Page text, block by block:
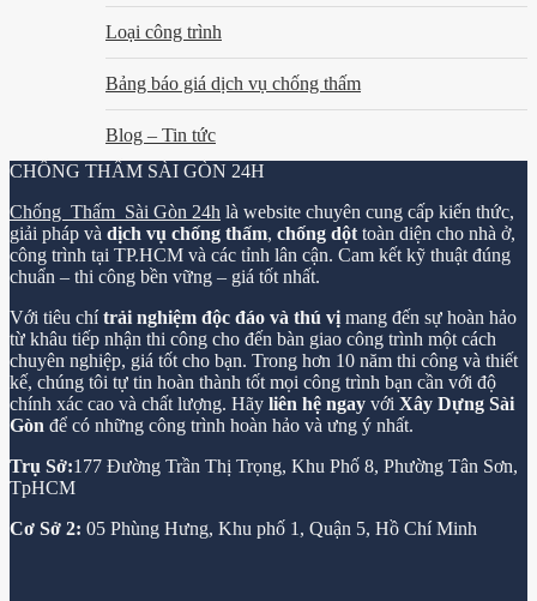
Loại công trình
Bảng báo giá dịch vụ chống thấm
Blog – Tin tức
CHỐNG THẤM SÀI GÒN 24H
Chống Thấm Sài Gòn 24h là website chuyên cung cấp kiến thức,
giải pháp và dịch vụ chống thấm, chống dột toàn diện cho nhà ở,
công trình tại TP.HCM và các tỉnh lân cận. Cam kết kỹ thuật đúng
chuẩn – thi công bền vững – giá tốt nhất.
Với tiêu chítrải nghiệm độc đáo và thú vị mang đến sự hoàn hảo
từ khâu tiếp nhận thi công cho đến bàn giao công trình một cách
chuyên nghiệp, giá tốt cho bạn. Trong hơn 10 năm thi công và thiết
kế, chúng tôi tự tin hoàn thành tốt mọi công trình bạn cần với độ
chính xác cao và chất lượng. Hãy liên hệ ngay với Xây Dựng Sài
Gòn để có những công trình hoàn hảo và ưng ý nhất.
Trụ Sở:177 Đường Trần Thị Trọng, Khu Phố 8, Phường Tân Sơn,
TpHCM
Cơ Sở 2: 05 Phùng Hưng, Khu phố 1, Quận 5, Hồ Chí Minh